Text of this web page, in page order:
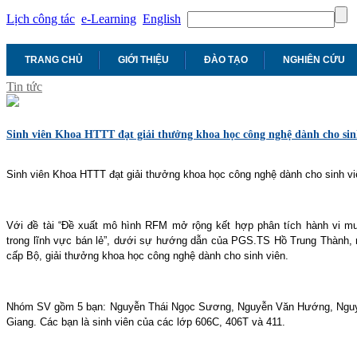
Lịch công tác e-Learning English
TRANG CHỦ GIỚI THIỆU ĐÀO TẠO NGHIÊN CỨU
Tin tức
Sinh viên Khoa HTTT đạt giải thưởng khoa học công nghệ dành cho
Sinh viên Khoa HTTT đạt giải thưởng khoa học công nghệ dành cho sinh
Với đề tài “Đề xuất mô hình RFM mở rộng kết hợp phân tích hành vi
trong lĩnh vực bán lẻ”, dưới sự hướng dẫn của PGS.TS Hồ Trung
cấp Bộ, giải thưởng khoa học công nghệ dành cho sinh viên.
Nhóm SV gồm 5 bạn: Nguyễn Thái Ngọc Sương, Nguyễn Văn Hướng,
Giang. Các bạn là sinh viên của các lớp 606C, 406T và 411.